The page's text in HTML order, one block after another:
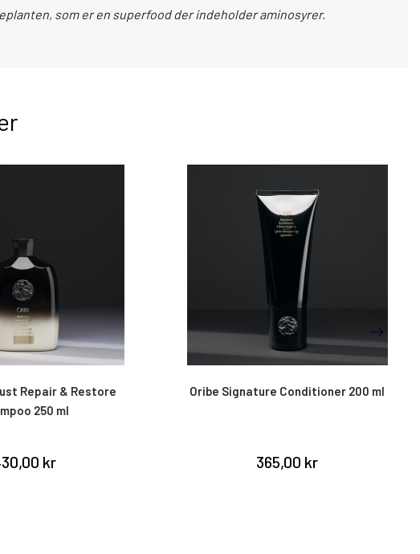
som er en superfood der indeholder aminosyrer.
Repair & Restore
250 ml
kr
Oribe Signature Conditioner 200 ml
365,00 kr